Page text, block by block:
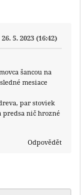
26. 5. 2023 (16:42)
šancou na
mesiace
par stoviek
predsa nič hrozné
Odpovědět